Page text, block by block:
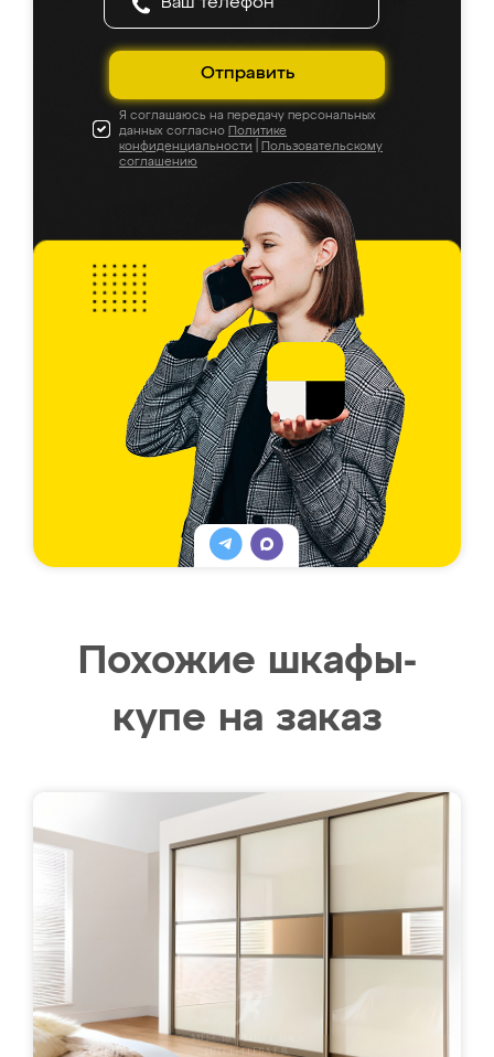
Отправить
Я соглашаюсь на передачу персональных
данных согласно Политике
конфиденциальности
Пользовательскому
соглашению
Похожие шкафы-
купе на заказ